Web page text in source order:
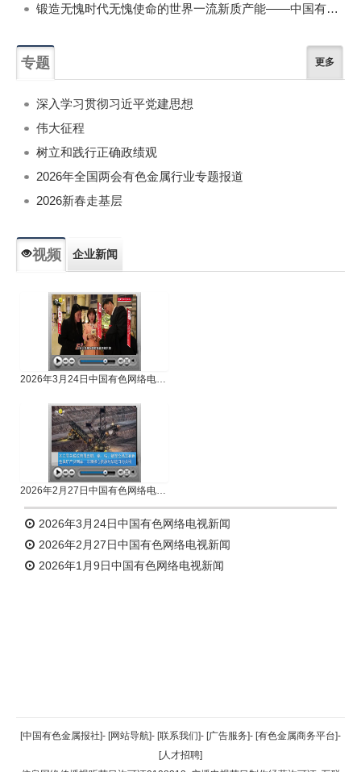
锻造无愧时代无愧使命的世界一流新质产能——中国有色金属工业的战略应对与破局之道（二）
专题 更多
深入学习贯彻习近平党建思想
伟大征程
树立和践行正确政绩观
2026年全国两会有色金属行业专题报道
2026新春走基层
视频 企业新闻
2026年3月24日中国有色网络电视新闻
2026年2月27日中国有色网络电视新闻
2026年3月24日中国有色网络电视新闻
2026年2月27日中国有色网络电视新闻
2026年1月9日中国有色网络电视新闻
返回顶部
返回首页
[中国有色金属报社]- [网站导航]- [联系我们]- [广告服务]- [有色金属商务平台]-
[人才招聘]